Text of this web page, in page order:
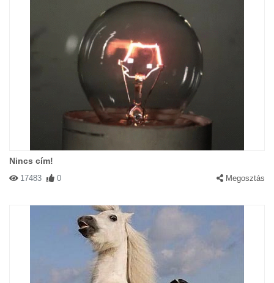
Nincs cím!
17483 0 Megosztás